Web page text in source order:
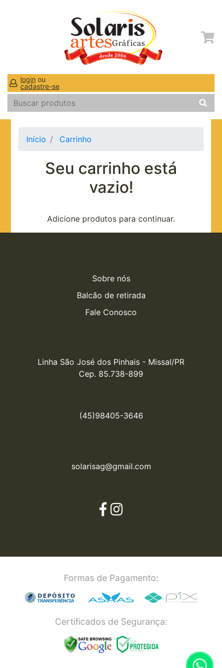
login ou
cadastre-se
Início Carrinho
Seu carrinho está
vazio!
Adicione produtos para continuar.
Sobre nós
Balcão de retirada
Fale Conosco
Linha São José dos Pinhais - Missal/PR
Cep. 85.738-899
(45)98405-3646
solarisag@gmail.com
Formas de Pagamento:
Certificados de Segurança: